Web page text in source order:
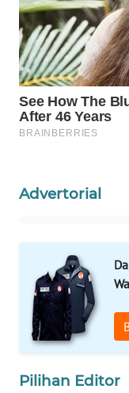
Advertorial
Pilihan Editor
KONSUMEN
WAHANA
LISTRIK
WAHANA
TRAVEL
WAHANANEWS
CO ID
WAHANANEWS
NET